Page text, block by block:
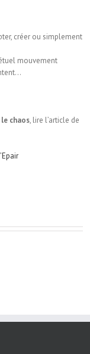
créer ou simplement
mouvement
chaos, lire l’article de